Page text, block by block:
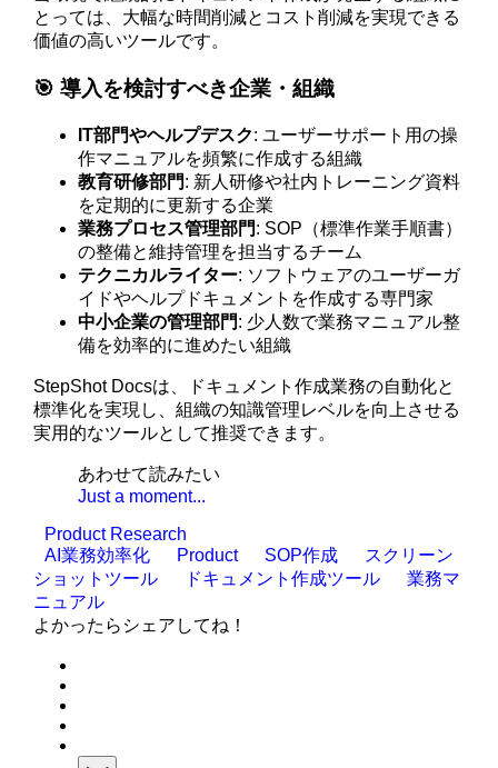
とっては、大幅な時間削減とコスト削減を実現できる
価値の高いツールです。
🎯 導入を検討すべき企業・組織
IT部門やヘルプデスク: ユーザーサポート用の操
作マニュアルを頻繁に作成する組織
教育研修部門: 新人研修や社内トレーニング資料
を定期的に更新する企業
業務プロセス管理部門: SOP（標準作業手順書）
の整備と維持管理を担当するチーム
テクニカルライター: ソフトウェアのユーザーガ
イドやヘルプドキュメントを作成する専門家
中小企業の管理部門: 少人数で業務マニュアル整
備を効率的に進めたい組織
StepShot Docsは、ドキュメント作成業務の自動化と
標準化を実現し、組織の知識管理レベルを向上させる
実用的なツールとして推奨できます。
あわせて読みたい
Just a moment...
Product Research
AI業務効率化
Product SOP作成
スクリーン
ショットツール
ドキュメント作成ツール
業務マ
ニュアル
よかったらシェアしてね！